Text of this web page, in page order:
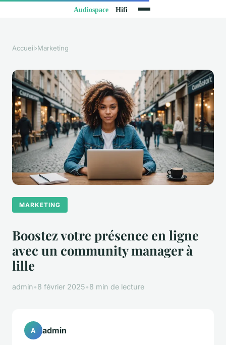
Accueil›Marketing
MARKETING
Boostez votre présence en ligne
avec un community manager à
lille
admin•8 février 2025•8 min de lecture
A admin